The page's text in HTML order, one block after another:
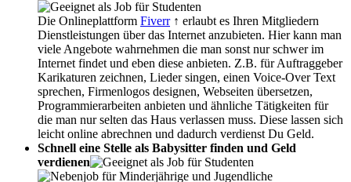
Die Onlineplattform Fiverr↑ erlaubt es Ihren Mitgliedern
Dienstleistungen über das Internet anzubieten. Hier kann man
viele Angebote wahrnehmen die man sonst nur schwer im
Internet findet und eben diese anbieten. Z.B. für Auftraggeber
Karikaturen zeichnen, Lieder singen, einen Voice-Over Text
sprechen, Firmenlogos designen, Webseiten übersetzen,
Programmierarbeiten anbieten und ähnliche Tätigkeiten für
die man nur selten das Haus verlassen muss. Diese lassen sich
leicht online abrechnen und dadurch verdienst Du Geld.
Schnell eine Stelle als Babysitter finden und Geld
verdienen